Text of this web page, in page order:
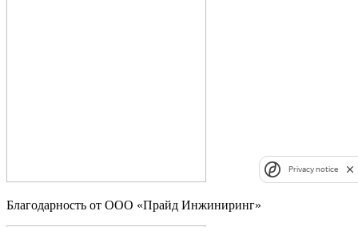
Благодарность от ООО «Прайд Инжиниринг»
Privacy notice